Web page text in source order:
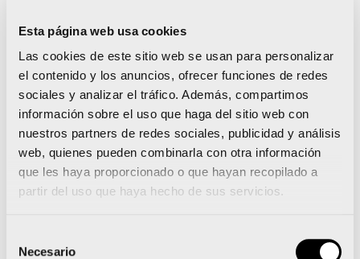
Esta página web usa cookies
Las cookies de este sitio web se usan para personalizar
el contenido y los anuncios, ofrecer funciones de redes
sociales y analizar el tráfico. Además, compartimos
información sobre el uso que haga del sitio web con
nuestros partners de redes sociales, publicidad y análisis
web, quienes pueden combinarla con otra información
que les haya proporcionado o que hayan recopilado a
partir del uso que haya hecho de sus servicios.
Necesario
Próxima cita del Circuito: la 5K Never
Stop
La próxima carrera será la tercera edición de la
Never Stop Running “Nunca te rindas”, una 5K con
los 5000 metros homologados por la Federación
de Atletismo, que tendrá lugar el próximo 23 de